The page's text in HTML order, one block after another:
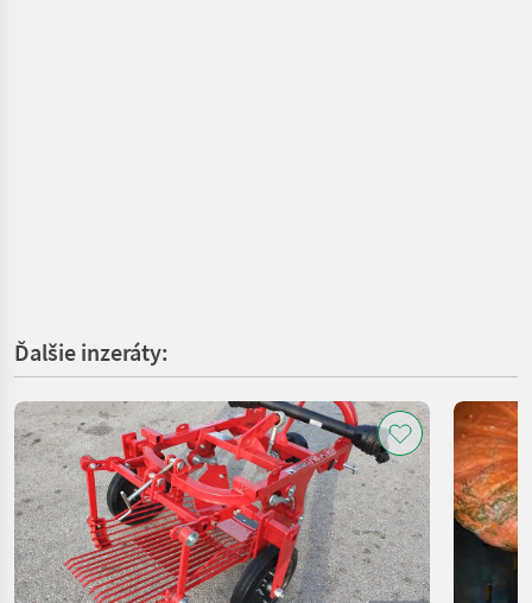
Ďalšie inzeráty: